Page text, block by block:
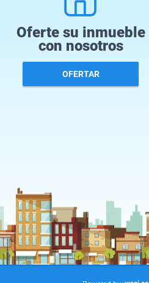
Oferte su inmueble
con nosotros
OFERTAR